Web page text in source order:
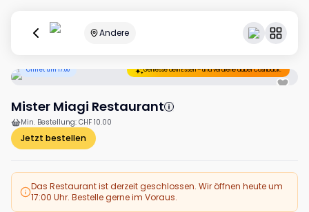
Andere
Öffnet um 17:00 Geniesse dein Essen – und verdiene dabei Cashback.
Mister Miagi Restaurant
Min. Bestellung: CHF 10.00
Jetzt bestellen
Das Restaurant ist derzeit geschlossen. Wir öffnen heute um
17:00 Uhr. Bestelle gerne im Voraus.